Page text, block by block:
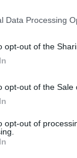
Data Processing
opt-out of the
opt-out of the Sale
opt-out of